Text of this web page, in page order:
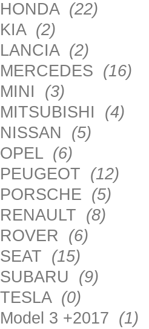
HONDA (22)
KIA (2)
LANCIA (2)
MERCEDES (16)
MINI (3)
MITSUBISHI (4)
NISSAN (5)
OPEL (6)
PEUGEOT (12)
PORSCHE (5)
RENAULT (8)
ROVER (6)
SEAT (15)
SUBARU (9)
TESLA (0)
Model 3 +2017 (1)